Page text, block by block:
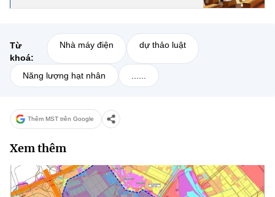
Từ
khoá:
Nhà máy điện dự thảo luật
Năng lượng hạt nhân
Thêm MST trên Google
Xem thêm